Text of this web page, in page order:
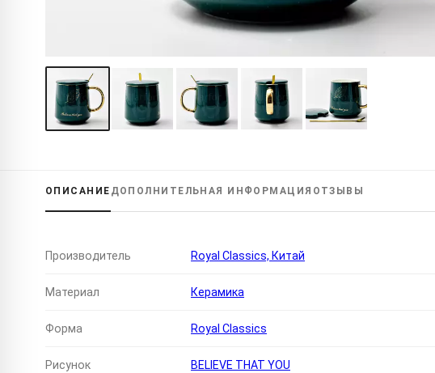
ОПИСАНИЕ ДОПОЛНИТЕЛЬНАЯ ИНФОРМАЦИЯ ОТЗЫВЫ
Производитель Royal Classics, Китай
Материал Керамика
Форма Royal Classics
Рисунок BELIEVE THAT YOU